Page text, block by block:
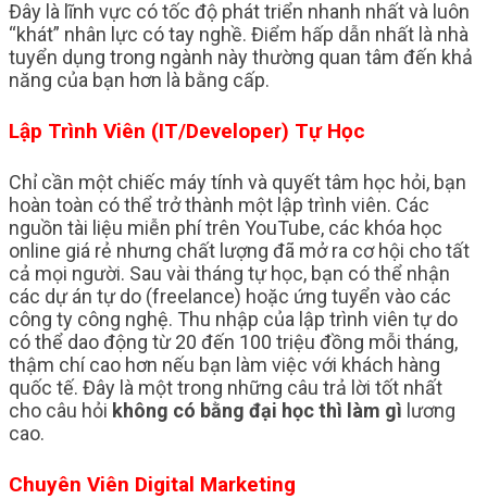
Đây là lĩnh vực có tốc độ phát triển nhanh nhất và luôn
“khát” nhân lực có tay nghề. Điểm hấp dẫn nhất là nhà
tuyển dụng trong ngành này thường quan tâm đến khả
năng của bạn hơn là bằng cấp.
Lập Trình Viên (IT/Developer) Tự Học
Chỉ cần một chiếc máy tính và quyết tâm học hỏi, bạn
hoàn toàn có thể trở thành một lập trình viên. Các
nguồn tài liệu miễn phí trên YouTube, các khóa học
online giá rẻ nhưng chất lượng đã mở ra cơ hội cho tất
cả mọi người. Sau vài tháng tự học, bạn có thể nhận
các dự án tự do (freelance) hoặc ứng tuyển vào các
công ty công nghệ. Thu nhập của lập trình viên tự do
có thể dao động từ 20 đến 100 triệu đồng mỗi tháng,
thậm chí cao hơn nếu bạn làm việc với khách hàng
quốc tế. Đây là một trong những câu trả lời tốt nhất
cho câu hỏi không có bằng đại học thì làm gì lương
cao.
Chuyên Viên Digital Marketing